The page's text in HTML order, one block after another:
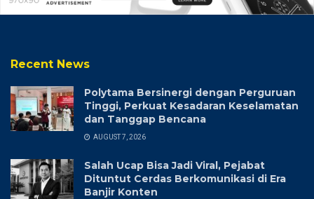
Recent News
Polytama Bersinergi dengan Perguruan
Tinggi, Perkuat Kesadaran Keselamatan
dan Tanggap Bencana
AUGUST 7, 2026
Salah Ucap Bisa Jadi Viral, Pejabat
Dituntut Cerdas Berkomunikasi di Era
Banjir Konten